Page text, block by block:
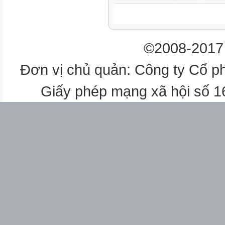
Trường THCS Thanh Hương
Chủ đề
Giáo án KHTN 7
©2008-
Đơn vị chủ quản: Công ty Cổ
Giấy phép mạng xã hội số